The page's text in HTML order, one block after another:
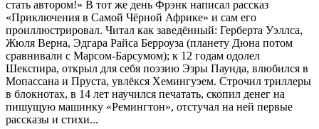
стать автором!» В тот же день Фрэнк написал рассказ
«Приключения в Самой Чёрной Африке» и сам его
проиллюстрировал. Читал как заведённый: Герберта Уэллса,
Жюля Верна, Эдгара Райса Берроуза (планету Дюна потом
сравнивали с Марсом-Барсумом); к 12 годам одолел
Шекспира, открыл для себя поэзию Эзры Паунда, влюбился в
Мопассана и Пруста, увлёкся Хемингуэем. Строчил триллеры
в блокнотах, в 14 лет научился печатать, скопил денег на
пишущую машинку «Ремингтон», отстучал на ней первые
рассказы и стихи...